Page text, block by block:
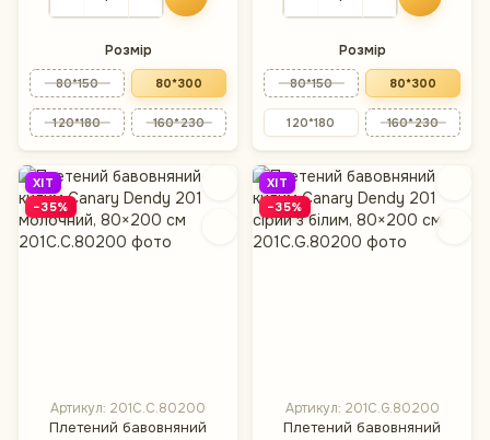
Розмір
80*150 80*300
120*180 160*230
Розмір
80*150 80*300
120*180 160*230
ХІТ
−35%
Артикул: 201C.C.80200
Плетений бавовняний
ХІТ
−35%
Артикул: 201C.G.80200
Плетений бавовняний